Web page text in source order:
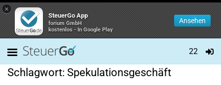
×
SteuerGo App
forium GmbH
kostenlos - In Google Play
Ansehen
22
Schlagwort: Spekulationsgeschäft